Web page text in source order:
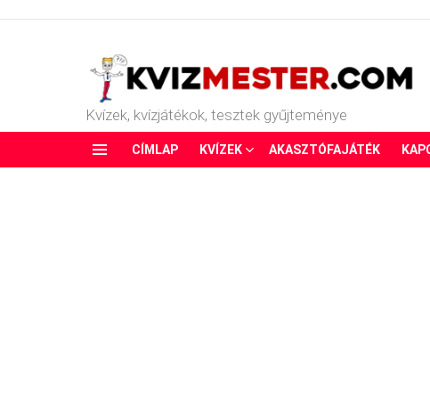
Kvízek, kvízjátékok, tesztek gyűjteménye
CÍMLAP KVÍZEK AKASZTÓFAJÁTÉK